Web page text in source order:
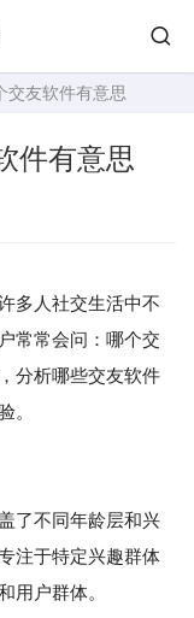
交友软件有意思
件有意思
多人社交生活中不
常常会问：哪个交
分析哪些交友软件
。
了不同年龄层和兴
注于特定兴趣群体
用户群体。